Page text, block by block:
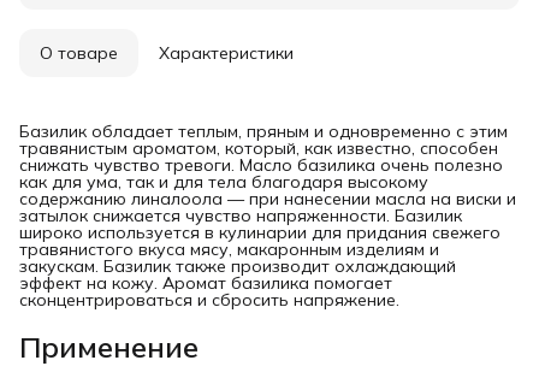
О товаре Характеристики
Базилик обладает теплым, пряным и одновременно с этим
травянистым ароматом, который, как известно, способен
снижать чувство тревоги. Масло базилика очень полезно
как для ума, так и для тела благодаря высокому
содержанию линалоола — при нанесении масла на виски и
затылок снижается чувство напряженности. Базилик
широко используется в кулинарии для придания свежего
травянистого вкуса мясу, макаронным изделиям и
закускам. Базилик также производит охлаждающий
эффект на кожу. Аромат базилика помогает
сконцентрироваться и сбросить напряжение.
Применение